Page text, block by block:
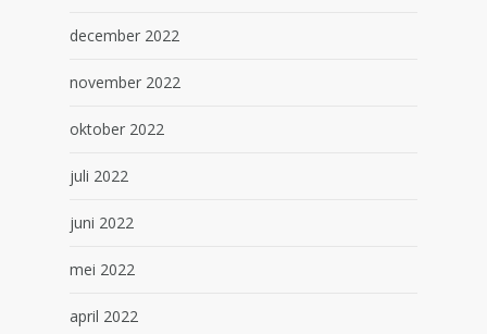
december 2022
november 2022
oktober 2022
juli 2022
juni 2022
mei 2022
april 2022